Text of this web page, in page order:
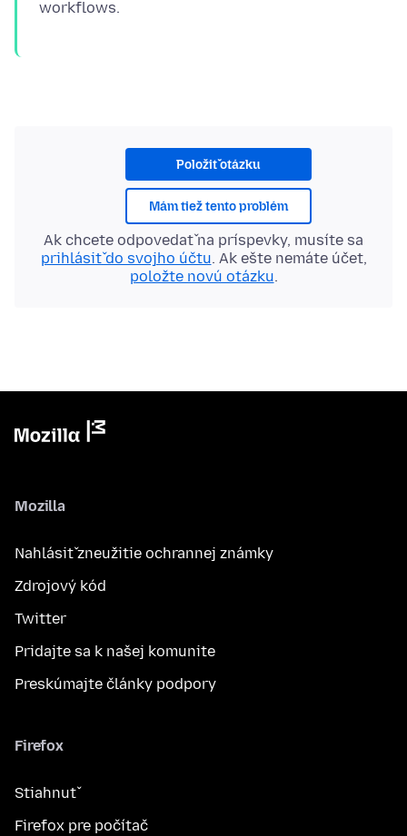
Položiť otázku
Mám tiež tento problém
Ak chcete odpovedať na príspevky, musíte sa
prihlásiť do svojho účtu. Ak ešte nemáte účet,
položte novú otázku.
Mozilla
Nahlásiť zneužitie ochrannej známky
Zdrojový kód
Twitter
Pridajte sa k našej komunite
Preskúmajte články podpory
Firefox
Stiahnuť
Firefox pre počítač